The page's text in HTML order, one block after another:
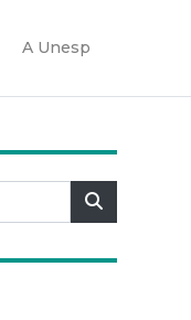
A Unesp